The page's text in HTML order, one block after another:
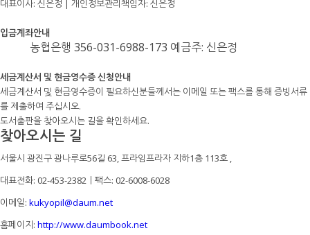
대표이사: 신은정 | 개인정보관리책임자: 신은정
입금계좌안내
농협은행 356-031-6988-173 예금주: 신은정
세금계산서 및 현금영수증 신청안내
세금계산서 및 현금영수증이 필요하신분들께서는 이메일 또는 팩스를 통해 증빙서류
를 제출하여 주십시오.
도서출판을 찾아오시는 길을 확인하세요.
찾아오시는 길
서울시 광진구 광나루로56길 63, 프라임프라자 지하1층 113호 ,
대표전화: 02-453-2382ㅣ팩스: 02-6008-6028
이메일: kukyopil@daum.net
홈페이지: http://www.daumbook.net